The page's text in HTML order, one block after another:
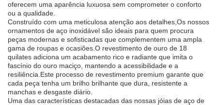
oferecem uma aparência luxuosa sem comprometer o conforto
ou a qualidade.
Construído com uma meticulosa atenção aos detalhes,Os nossos
ornamentos de aço inoxidável são ideais para quem procura
peças modernas e sofisticadas que complementem uma ampla
gama de roupas e ocasiões.O revestimento de ouro de 18
quilates adiciona um acabamento rico e radiante que imita o
fascínio do ouro maciço, mantendo a acessibilidade e a
resiliência.Este processo de revestimento premium garante que
cada peça tenha um brilho brilhante que dura, resistente a
manchas e desgaste diário.
Uma das características destacadas das nossas jóias de aço de